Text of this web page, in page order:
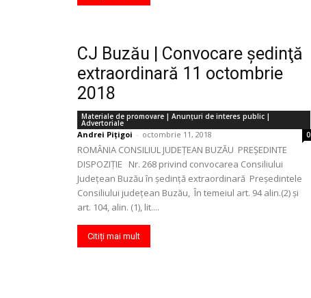
CJ Buzău | Convocare şedinţă
extraordinară 11 octombrie
2018
Materiale de promovare | Anunţuri de interes public |
Advertoriale
Andrei Pițigoi - octombrie 11, 2018 0
ROMÂNIA CONSILIUL JUDEŢEAN BUZĂU PREŞEDINTE
DISPOZIŢIE Nr. 268 privind convocarea Consiliului
Judeţean Buzău în şedinţă extraordinară Preşedintele
Consiliului judeţean Buzău, În temeiul art. 94 alin.(2) şi
art. 104, alin. (1), lit....
Citiți mai mult